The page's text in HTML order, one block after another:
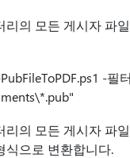
리의 모든 게시자 파
-필터
리의 모든 게시자 파
식으로 변환합니다.